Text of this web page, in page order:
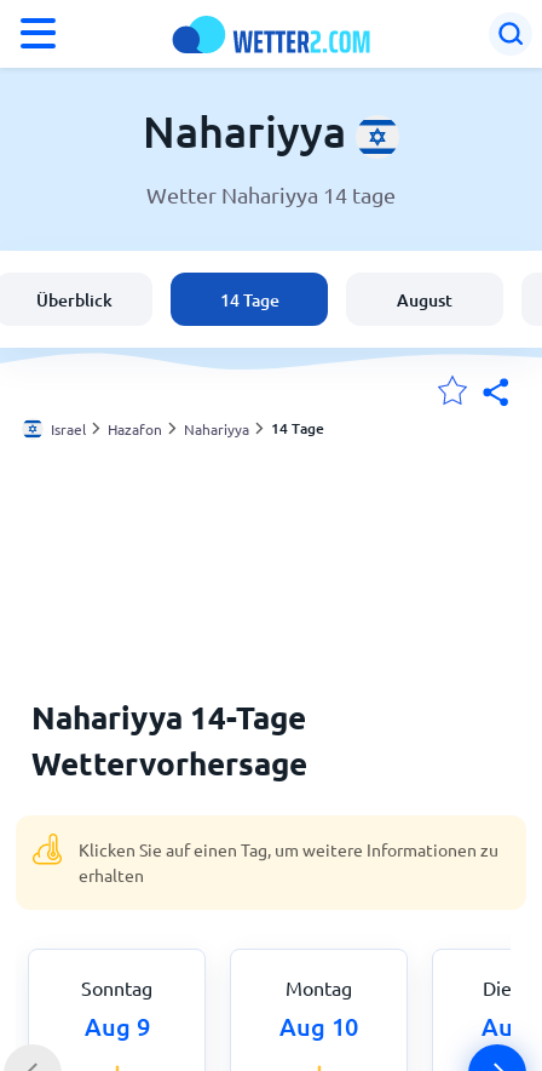
Wetter in Nahariyya
Schweiz
Deutschland
Nahariyya
Wetter Nahariyya 14 tage
Überblick 14 Tage August
Israel Hazafon Nahariyya 14 Tage
Nahariyya 14-Tage
Wettervorhersage
Klicken Sie auf einen Tag, um weitere Informationen zu
erhalten
Sonntag
Aug 9
Montag
Aug 10 Aug